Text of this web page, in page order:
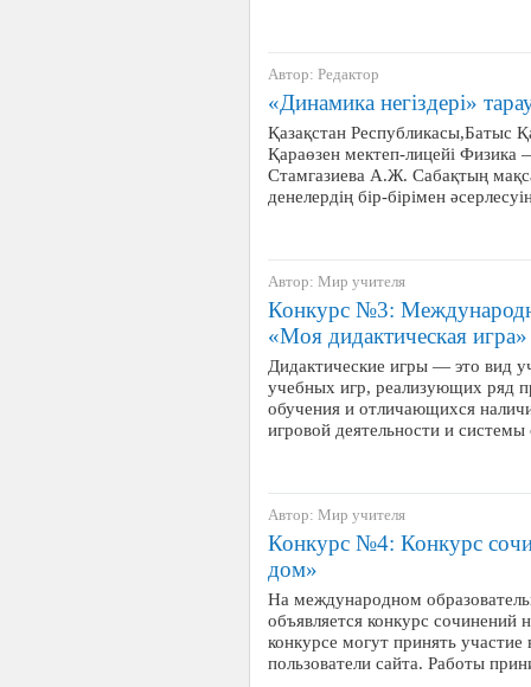
Автор: Редактор
«Динамика негіздері»
Қазақстан Республикасы,Батыс
Қараөзен мектеп-лицейі Физика
Стамгазиева А.Ж. Сабақтың
денелердің бір-бірімен
Автор: Мир учителя
Конкурс №3:
«Моя дидактическая игра»
Дидактические игры — это вид
учебных игр, реализующих ряд
обучения и отличающихся
игровой деятельности и
Автор: Мир учителя
Конкурс №4: Конкурс
дом»
На международном
объявляется конкурс
конкурсе могут принять
пользователи сайта. Работы